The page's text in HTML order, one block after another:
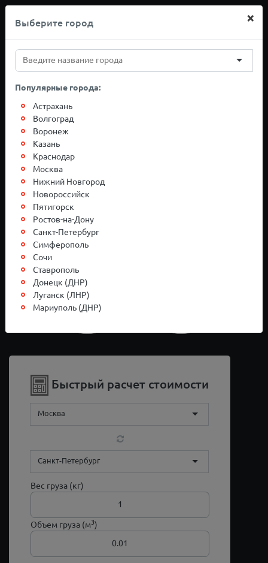
+7(812)767-20-27
Грузоперевозки
Москва-Тюмень
Быстрый расчет стоимости
Москва
Санкт-Петербург
Вес груза (кг)
Объем груза (м3)
Выберите город ×
Популярные города:
Астрахань
Волгоград
Воронеж
Казань
Краснодар
Москва
Нижний Новгород
Новороссийск
Пятигорск
Ростов-на-Дону
Санкт-Петербург
Симферополь
Сочи
Ставрополь
Донецк (ДНР)
Луганск (ЛНР)
Мариуполь (ДНР)